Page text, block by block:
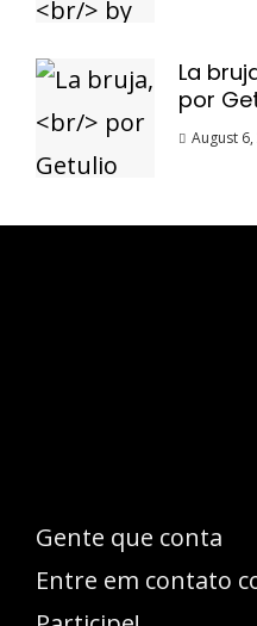
La
por
August
Gente que conta
Entre em contato